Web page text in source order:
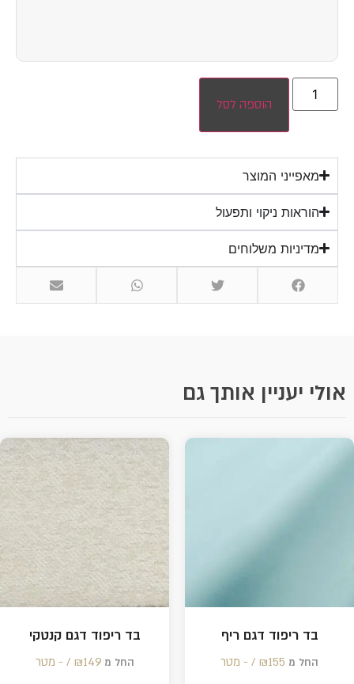
הוספה לסל
מאפייני המוצר
הוראות ניקוי ותפעול
מדיניות משלוחים
אולי יעניין אותך גם
בד ריפוד דגם ריף
החל מ ₪155 /‏‏‎ ‎- מטר
בד ריפוד דגם קנטקי
החל מ ₪149 /‏‏‎ ‎- מטר